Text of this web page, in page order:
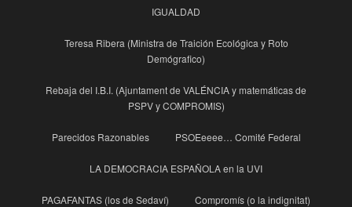
IGUALDAD
Teresa Ribera (Ministra de Traición Ecológica y Roto
Demógrafico)
Rebaja del I.B.I. (Ajuntament de VALÉNCIA y matemáticas de
PSPV y COMPROMIS)
Parecidos Razonables PSOEeeee… Comité Federal
LA DEMOCRACIA ESPAÑOLA en la UVI
PAGAFANTAS (los de Sedaví) Compromís (o la indignitat)